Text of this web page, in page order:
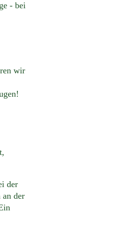
- bei
wir
der
an der